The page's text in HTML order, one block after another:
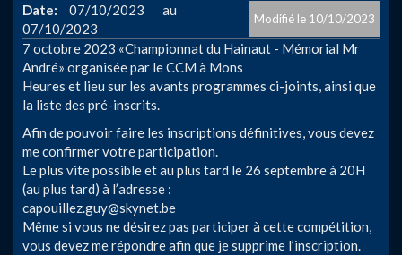
10/10/2023
Date
07/10/2023
07/10/2023
7 octobre 2023 «Championnat du Hainaut - Mémorial Mr
André» organisée par le CCM à Mons
Heures et lieu sur les avants programmes ci-joints, ainsi que
la liste des pré-inscrits.
Afin de pouvoir faire les inscriptions définitives, vous devez
me confirmer votre participation.
Le plus vite possible et au plus tard le 26 septembre à 20H
(au plus tard) à l’adresse :
capouillez.guy@skynet.be
Même si vous ne désirez pas participer à cette compétition,
vous devez me répondre afin que je supprime l’inscription.